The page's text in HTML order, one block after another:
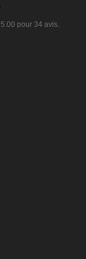
5.00 pour 34 avis.